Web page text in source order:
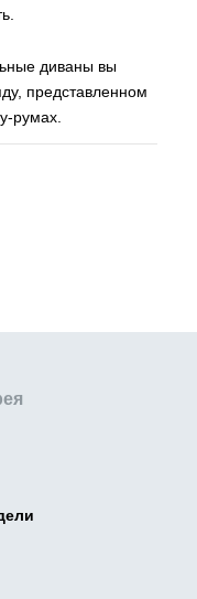
диваны вы
представленном
румах.